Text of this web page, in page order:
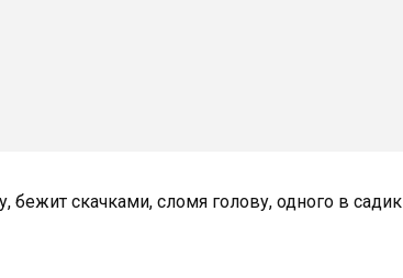
бежит скачками, сломя голову, одного в садик